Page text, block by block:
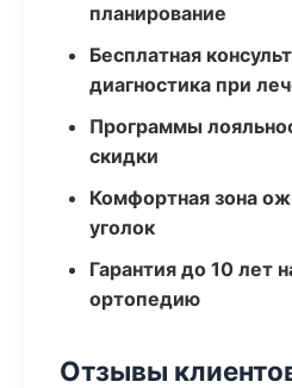
планирование
Бесплатная
диагностика при
Программы
скидки
Комфортная зона
уголок
Гарантия до 10 лет
ортопедию
Отзывы